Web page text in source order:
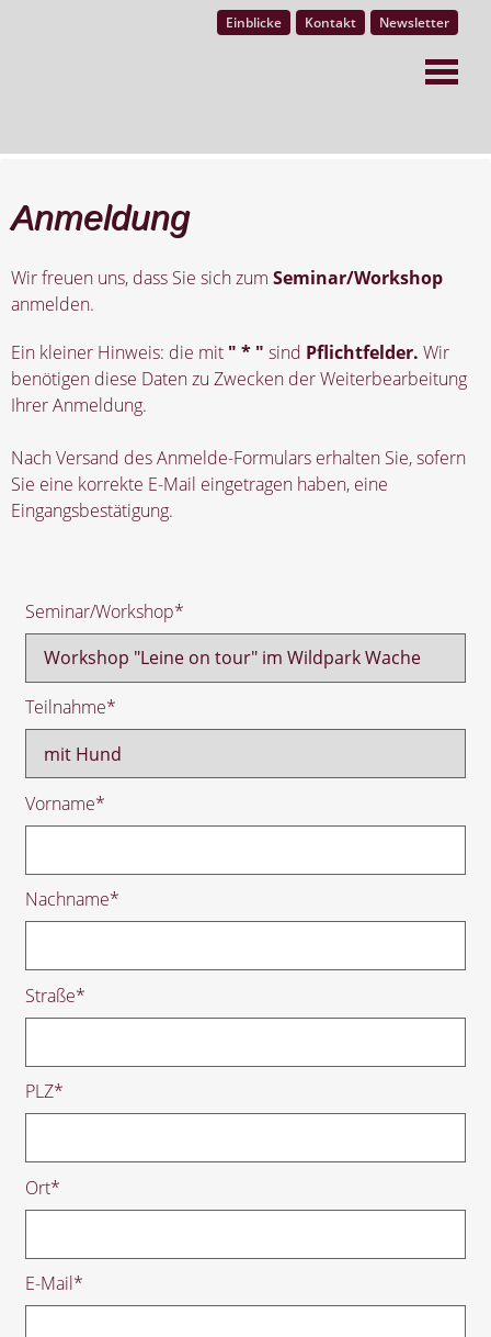
Einblicke Kontakt Newsletter
Anmeldung
Wir freuen uns, dass Sie sich zum Seminar/Workshop
anmelden.
Ein kleiner Hinweis: die mit " * " sind Pflichtfelder. Wir
benötigen diese Daten zu Zwecken der Weiterbearbeitung
Ihrer Anmeldung.
Nach Versand des Anmelde-Formulars erhalten Sie, sofern
Sie eine korrekte E-Mail eingetragen haben, eine
Eingangsbestätigung.
Seminar/Workshop*
Teilnahme*
Vorname*
Nachname*
Straße*
PLZ*
Ort*
E-Mail*